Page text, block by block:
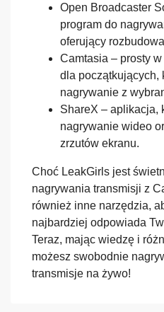
Open Broadcaster
program do
oferujący
Camtasia – prosty
dla początkujących,
nagrywanie z
ShareX – aplikacja,
nagrywanie wideo
zrzutów ekranu.
Choć LeakGirls jest
nagrywania transmisji z
również inne narzędzia,
najbardziej odpowiada
Teraz, mając wiedzę i
możesz swobodnie
transmisje na żywo!